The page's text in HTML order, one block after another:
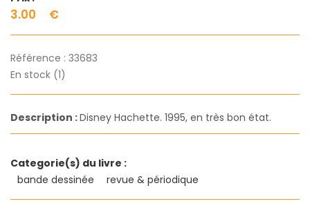
3.00 €
Référence : 33683
En stock (1)
Description :Disney Hachette. 1995, en très bon état.
Categorie(s) du livre :
bande dessinée
revue & périodique